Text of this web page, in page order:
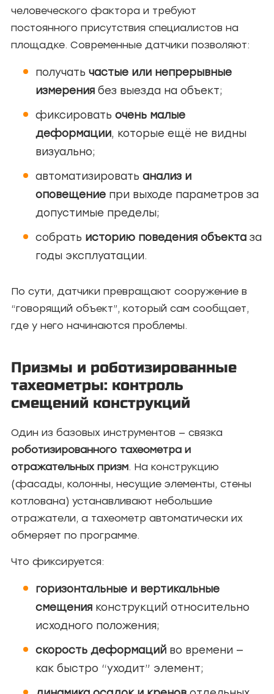
человеческого фактора и требуют
постоянного присутствия специалистов на
площадке. Современные датчики позволяют:
получать частые или непрерывные
измерения без выезда на объект;
фиксировать очень малые
деформации, которые ещё не видны
визуально;
автоматизировать анализ и
оповещение при выходе параметров за
допустимые пределы;
собрать историю поведения объекта за
годы эксплуатации.
По сути, датчики превращают сооружение в
“говорящий объект”, который сам сообщает,
где у него начинаются проблемы.
Призмы и роботизированные
тахеометры: контроль
смещений конструкций
Один из базовых инструментов — связка
роботизированного тахеометра и
отражательных призм. На конструкцию
(фасады, колонны, несущие элементы, стены
котлована) устанавливают небольшие
отражатели, а тахеометр автоматически их
обмеряет по программе.
Что фиксируется:
горизонтальные и вертикальные
смещения конструкций относительно
исходного положения;
скорость деформаций во времени —
как быстро “уходит” элемент;